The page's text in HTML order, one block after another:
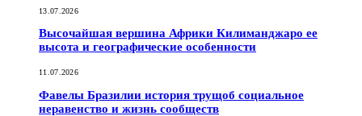
13.07.2026
Высочайшая вершина Африки Килиманджаро ее
высота и географические особенности
11.07.2026
Фавелы Бразилии история трущоб социальное
неравенство и жизнь сообществ